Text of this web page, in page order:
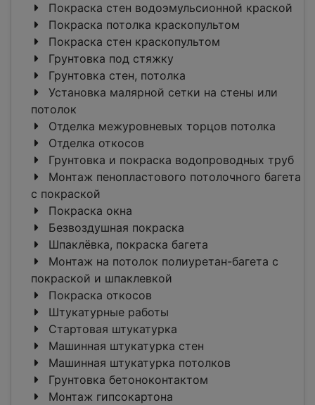
Покраска стен водоэмульсионной краской
Покраска потолка краскопультом
Покраска стен краскопультом
Грунтовка под стяжку
Грунтовка стен, потолка
Установка малярной сетки на стены или
потолок
Отделка межуровневых торцов потолка
Отделка откосов
Грунтовка и покраска водопроводных труб
Монтаж пенопластового потолочного багета
c покраской
Покраска окна
Безвоздушная покраска
Шпаклёвка, покраска багета
Монтаж на потолок полиуретан-багета c
покраской и шпаклевкой
Покраска откосов
Штукатурные работы
Стартовая штукатурка
Машинная штукатурка стен
Машинная штукатурка потолков
Грунтовка бетоноконтактом
Монтаж гипсокартона